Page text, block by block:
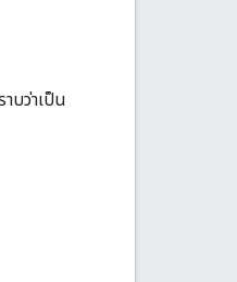
บว่าเป็น